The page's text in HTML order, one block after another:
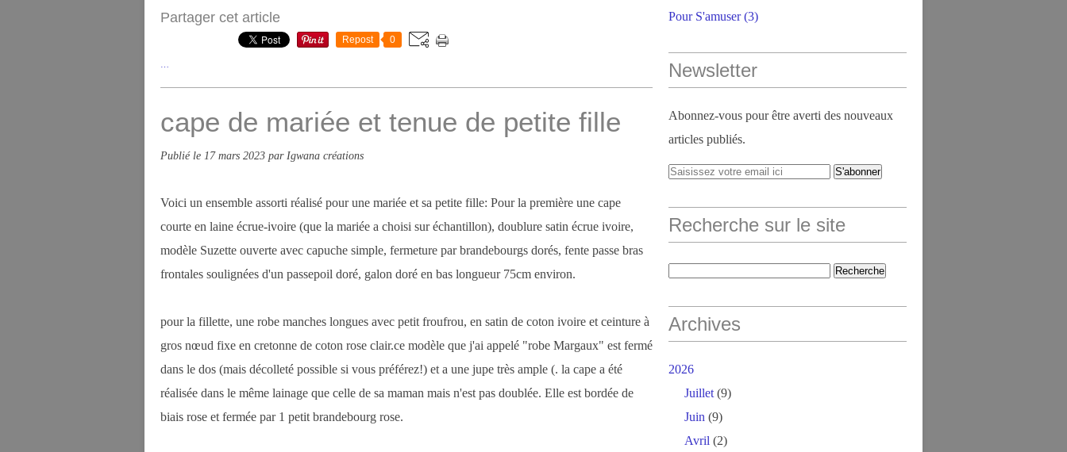
Partager cet article
Repost 0
cape de mariée et tenue de petite fille
Publié le 17 mars 2023 par Igwana créations
Voici un ensemble assorti réalisé pour une mariée et sa petite fille: Pour la première une cape
courte en laine écrue-ivoire (que la mariée a choisi sur échantillon), doublure satin écrue ivoire,
modèle Suzette ouverte avec capuche simple, fermeture par brandebourgs dorés, fente passe bras
frontales soulignées d'un passepoil doré, galon doré en bas longueur 75cm environ.
pour la fillette, une robe manches longues avec petit froufrou, en satin de coton ivoire et ceinture à
gros nœud fixe en cretonne de coton rose clair.ce modèle que j'ai appelé "robe Margaux" est fermé
dans le dos (mais décolleté possible si vous préférez!) et a une jupe très ample (. la cape a été
réalisée dans le même lainage que celle de sa maman mais n'est pas doublée. Elle est bordée de
biais rose et fermée par 1 petit brandebourg rose.
Pour S'amuser(3)
Newsletter
Abonnez-vous pour être averti des nouveaux
articles publiés.
Recherche sur le site
Archives
2026
Juillet (9)
Juin (9)
Avril (2)